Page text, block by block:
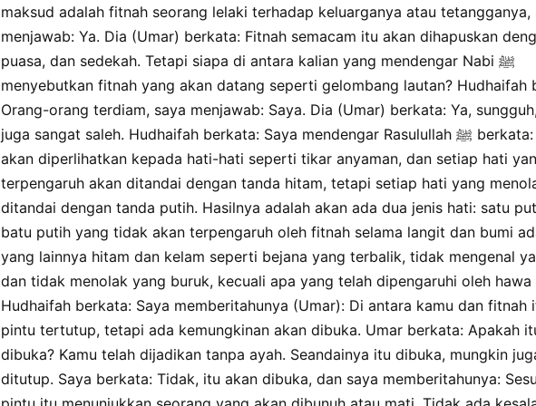
yamutu. haditsan laysa bialaghalithi. qala abu khalidin faqultu lisadin ya aba malikin ma
murbaddan qala syiddahu albayadhi fi sawadin. qala qultu fama alkuzu mujakkhiyan qala
maksud adalah fitnah seorang lelaki terhadap keluarganya atau tetangganya,
menjawab: Ya. Dia (Umar) berkata: Fitnah semacam itu akan dihapuskan
puasa, dan sedekah. Tetapi siapa di antara kalian yang mendengar Nabi ﷺ
menyebutkan fitnah yang akan datang seperti gelombang lautan? Hudhaifah
Orang-orang terdiam, saya menjawab: Saya. Dia (Umar) berkata: Ya,
juga sangat saleh. Hudhaifah berkata: Saya mendengar Rasulullah ﷺ berkata: "Fitnah
akan diperlihatkan kepada hati-hati seperti tikar anyaman, dan setiap hati
terpengaruh akan ditandai dengan tanda hitam, tetapi setiap hati yang
ditandai dengan tanda putih. Hasilnya adalah akan ada dua jenis hati: satu
batu putih yang tidak akan terpengaruh oleh fitnah selama langit dan bumi
yang lainnya hitam dan kelam seperti bejana yang terbalik, tidak mengenal
dan tidak menolak yang buruk, kecuali apa yang telah dipengaruhi oleh hawa
Hudhaifah berkata: Saya memberitahunya (Umar): Di antara kamu dan fitnah
pintu tertutup, tetapi ada kemungkinan akan dibuka. Umar berkata: Apakah
dibuka? Kamu telah dijadikan tanpa ayah. Seandainya itu dibuka, mungkin
ditutup. Saya berkata: Tidak, itu akan dibuka, dan saya memberitahunya: